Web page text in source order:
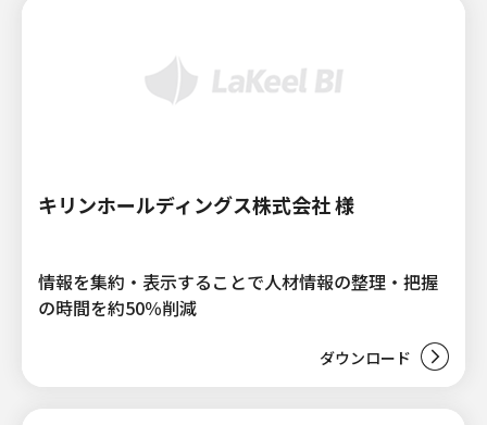
キリンホールディングス株式会社 様
情報を集約・表示することで人材情報の整理・把握
の時間を約50％削減
ダウンロード